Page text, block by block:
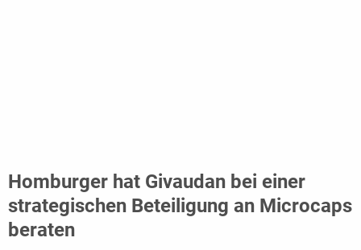
Homburger hat Givaudan bei einer
strategischen Beteiligung an Microcaps
beraten